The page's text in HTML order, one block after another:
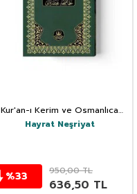
Kur'an-ı Kerim ve Osmanlıca
Muhtasar Meali (Orta Boy)
Hayrat Neşriyat
%33 950,00TL
636,50 TL